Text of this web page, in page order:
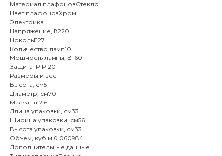
Материал плафоновСтекло
Цвет плафоновХром
Электрика
Напряжение, В220
ЦокольE27
Количество ламп10
Мощность лампы, Вт60
Защита IPIP 20
Размеры и вес
Высота, см51
Диаметр, см70
Масса, кг2.6
Длина упаковки, см33
Ширина упаковки, см56
Высота упаковки, см33
Объем, куб.м.0.060984
Дополнительные данные